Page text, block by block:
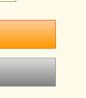
になります
ーツは
しれません